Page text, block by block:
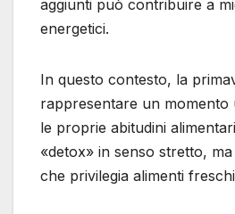
aggiunti può contribuire a
energetici.
In questo contesto, la
rappresentare un momento
le proprie abitudini
«detox» in senso stretto,
che privilegia alimenti